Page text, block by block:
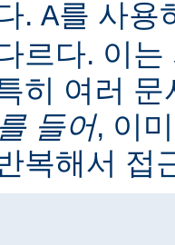
. A를 사용
르다. 이
히 여러
들어, 이
복해서 접